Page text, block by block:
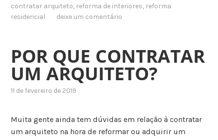
contratar arquiteto, reforma de interiores, reforma
residencial
deixe um comentário
POR QUE CONTRATAR
UM ARQUITETO?
11 de fevereiro de 2019
Muita gente ainda tem dúvidas em relação à contratar
um arquiteto na hora de reformar ou adquirir um